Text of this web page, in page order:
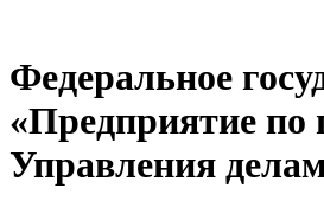
Федеральное
«Предприятие по
Управления